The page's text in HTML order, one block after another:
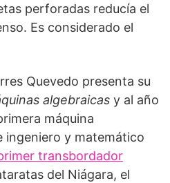
perforadas reducía el
Es considerado el
Quevedo presenta su
algebraicas y al año
máquina
ingeniero y matemático
transbordador
del Niágara, el